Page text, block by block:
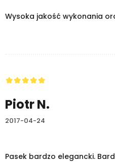
Wysoka jakość wykonania
Piotr N.
2017-04-24
Pasek bardzo elegancki.